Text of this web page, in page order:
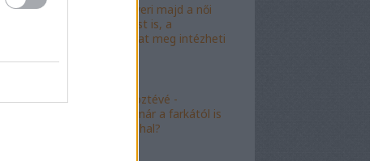
"Mészáros nyeri majd a női
kalapácsvetést is, a
kabalafigurákat meg intézheti
"Minőségi" köztévé -
hamarosan, már a farkától is
bűzleni fog a hal?